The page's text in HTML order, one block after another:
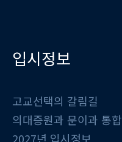
입시정보
고교선택의 갈림길
의대증원과 문이과 통합
2027년 입시정보